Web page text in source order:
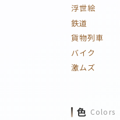
浮世絵
鉄道
貨物列車
バイク
激ムズ
色 Colors